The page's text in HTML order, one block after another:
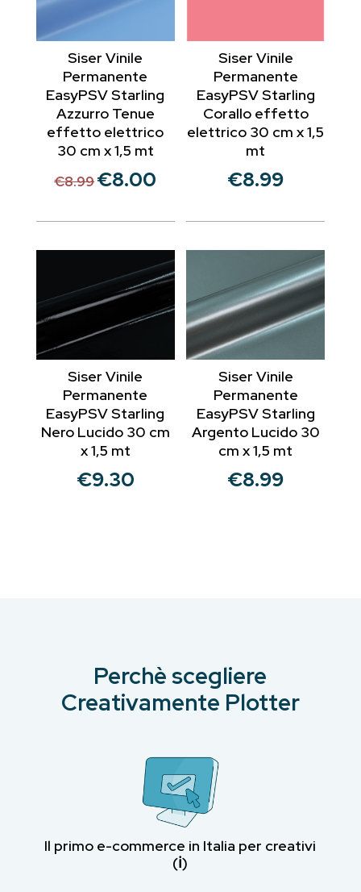
Siser Vinile
Permanente
EasyPSV Starling
Azzurro Tenue
effetto elettrico
30 cm x 1,5 mt
€8.99 Il
originale
€8.00
attuale
€8.00.
Siser Vinile
Permanente
EasyPSV Starling
Corallo effetto
elettrico 30 cm x 1,5
mt
€8.99
Siser Vinile
Permanente
EasyPSV Starling
Nero Lucido 30 cm
x 1,5 mt
€9.30
Siser Vinile
Permanente
EasyPSV Starling
Argento Lucido 30
cm x 1,5 mt
€8.99
Perchè scegliere
Creativamente Plotter
Il primo e-commerce in Italia per creativi
(ℹ︎)